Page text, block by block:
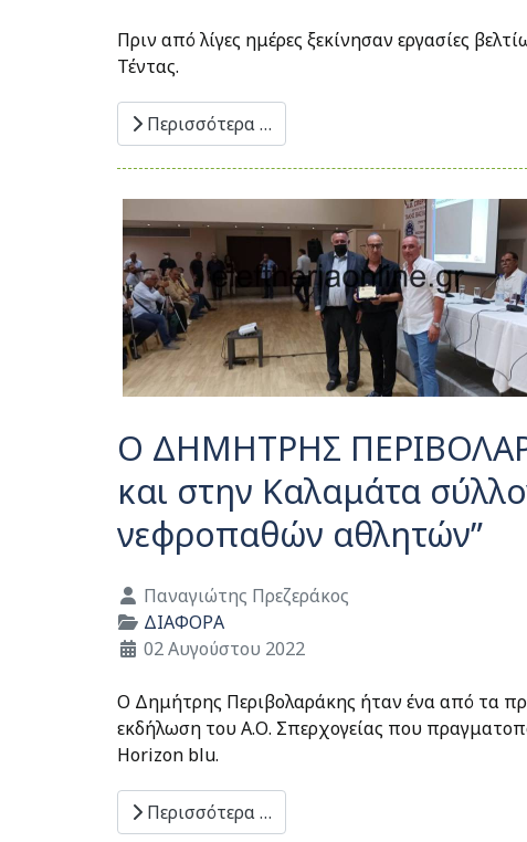
Πριν από λίγες ημέρες ξεκίνησαν εργασίες
Τέντας.
Περισσότερα …
Ο ΔΗΜΗΤΡΗΣ
και στην Καλαμάτα
νεφροπαθών αθλητών”
Λεπτομέρειες
Παναγιώτης Πρεζεράκος
ΔΙΑΦΟΡΑ
02 Αυγούστου 2022
Ο Δημήτρης Περιβολαράκης ήταν ένα από τα
εκδήλωση του Α.Ο. Σπερχογείας που
Horizon blu.
Περισσότερα …